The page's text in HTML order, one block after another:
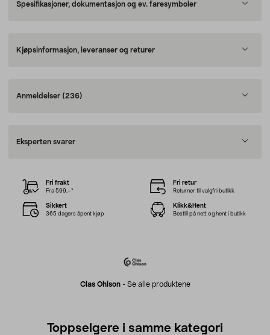
Spesifikasjoner, dokumentasjon og ev. faresymboler
Kjøpsinformasjon, leveranser og returer
Anmeldelser (236)
Eksperten svarer
Clas Ohlson- Se alle produktene
Fri frakt
Fra 599,–*
Fri retur
Returner til valgfri butikk
Sikkert
365 dagers åpent kjøp
Klikk&Hent
Bestill på nett og hent i butikk
Toppselgere i samme kategori